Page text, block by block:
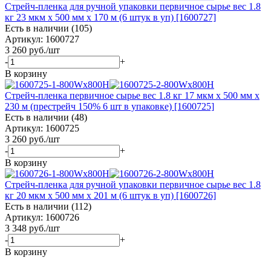
Стрейч-пленка для ручной упаковки первичное сырье вес 1.8
кг 23 мкм x 500 мм x 170 м (6 штук в уп) [1600727]
Есть в наличии (105)
Артикул: 1600727
3 260 руб./шт
-
+
В корзину
Стрейч-пленка первичное сырье вес 1.8 кг 17 мкм x 500 мм x
230 м (престрейч 150% 6 шт в упаковке) [1600725]
Есть в наличии (48)
Артикул: 1600725
3 260 руб./шт
-
+
В корзину
Стрейч-пленка для ручной упаковки первичное сырье вес 1.8
кг 20 мкм x 500 мм x 201 м (6 штук в уп) [1600726]
Есть в наличии (112)
Артикул: 1600726
3 348 руб./шт
-
+
В корзину